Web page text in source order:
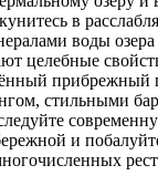
в
воды
целебные
прибрежный
стильными
и